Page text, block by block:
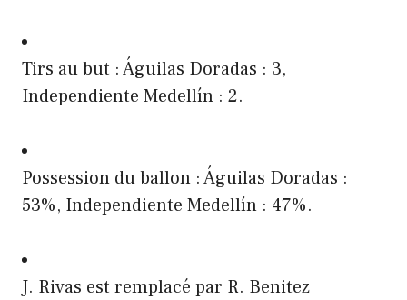
Tirs au but : Águilas Doradas : 3,
Independiente Medellín : 2.
Possession du ballon : Águilas Doradas :
53%, Independiente Medellín : 47%.
J. Rivas est remplacé par R. Benitez